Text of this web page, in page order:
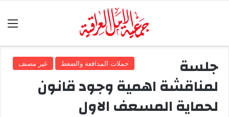
حملات المدافعة والضغط غير مصنف جلسة
لمناقشة اهمية وجود قانون
لحماية المسعف الاول